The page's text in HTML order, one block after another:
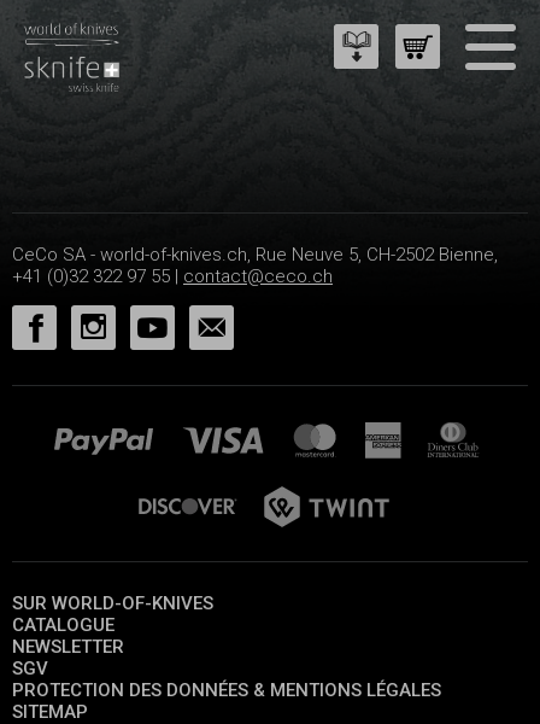
CeCo SA - world-of-knives.ch, Rue Neuve 5, CH-2502 Bienne,
+41 (0)32 322 97 55 | contact@ceco.ch
SUR WORLD-OF-KNIVES
CATALOGUE
NEWSLETTER
SGV
PROTECTION DES DONNÉES & MENTIONS LÉGALES
SITEMAP